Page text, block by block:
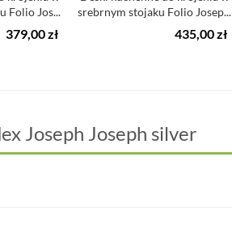
Folio Jos...
379,00 zł
srebrnym stojaku Folio Josep...
435,00 zł
Joseph Joseph silver